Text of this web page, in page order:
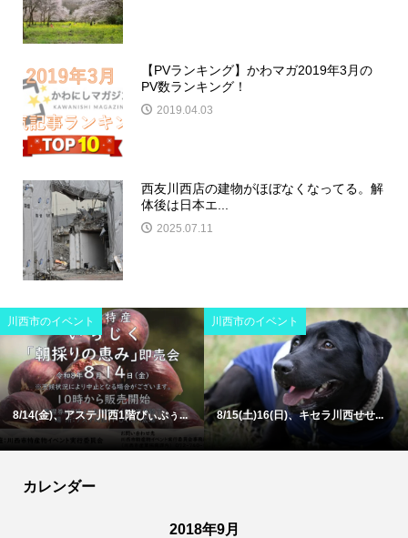
【PVランキング】かわマガ2019年3月の
PV数ランキング！
2019.04.03
西友川西店の建物がほぼなくなってる。解
体後は日本エ...
2025.07.11
川西市のイベント
8/14(金)、アステ川西1階ぴぃぷぅ...
川西市のイベント
8/15(土)16(日)、キセラ川西せせ...
カレンダー
2018年9月